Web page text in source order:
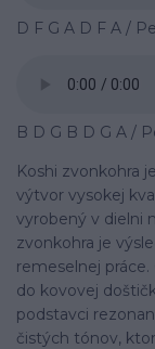
D F G A D F A /
B D G B D G A /
Koshi zvonkohra
výtvor vysokej
vyrobený v dielni
zvonkohra je
remeselnej
do kovovej
podstavci
čistých tónov,